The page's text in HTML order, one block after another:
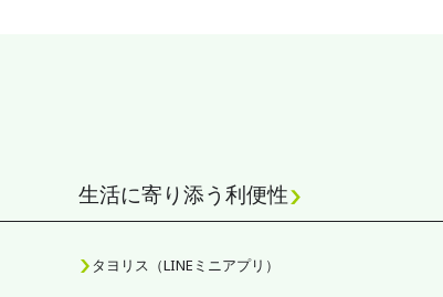
生活に寄り添う利便性
タヨリス（LINEミニアプリ）